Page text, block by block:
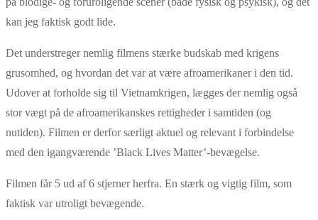
kan jeg faktisk godt lide.
Det understreger nemlig filmens stærke budskab med krigens
grusomhed, og hvordan det var at være afroamerikaner i den tid.
Udover at forholde sig til Vietnamkrigen, lægges der nemlig også
stor vægt på de afroamerikanskes rettigheder i samtiden (og
nutiden). Filmen er derfor særligt aktuel og relevant i forbindelse
med den igangværende ’Black Lives Matter’-bevægelse.
Filmen får 5 ud af 6 stjerner herfra. En stærk og vigtig film, som
faktisk var utroligt bevægende.